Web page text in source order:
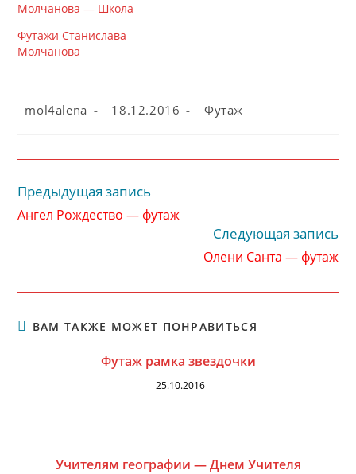
Молчанова — Школа
Футажи Станислава
Молчанова
Автор
mol4alena
Запись
18.12.2016
Рубрика
записи:
Футаж
Читать
статьи
Предыдущая запись
Ангел Рождество — футаж
Следующая запись
Олени Санта — футаж
ВАМ ТАКЖЕ МОЖЕТ ПОНРАВИТЬСЯ
Футаж рамка звездочки
25.10.2016
Учителям географии — Днем Учителя